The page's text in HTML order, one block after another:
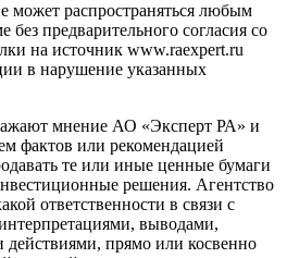
может распространяться любым
предварительного согласия со
на источник www.raexpert.ru
в нарушение указанных
мнение АО «Эксперт РА» и
фактов или рекомендацией
те или иные ценные бумаги
решения. Агентство
ответственности в связи с
выводами,
прямо или косвенно